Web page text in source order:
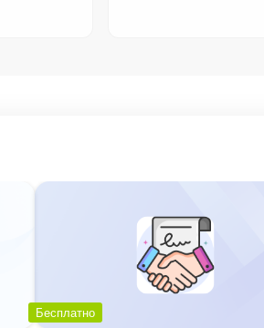
поддержки"
Бесплатно